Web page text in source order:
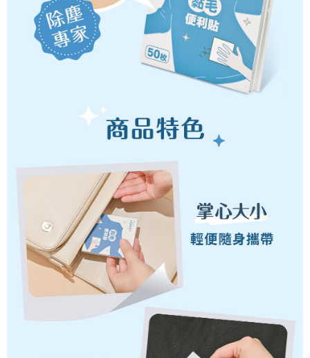
恩沛科技股份有限公司將有權停止該用戶之使用額度並採取法律行動。